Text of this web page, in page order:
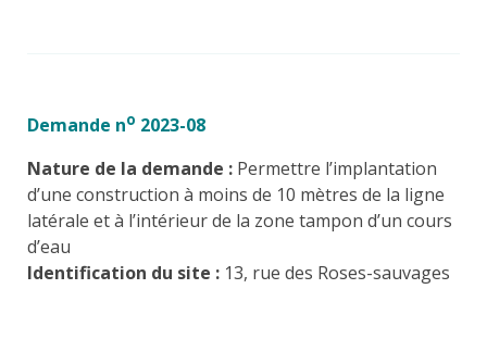
Demande no 2023-08
Nature de la demande : Permettre l’implantation
d’une construction à moins de 10 mètres de la ligne
latérale et à l’intérieur de la zone tampon d’un cours
d’eau
Identification du site : 13, rue des Roses-sauvages